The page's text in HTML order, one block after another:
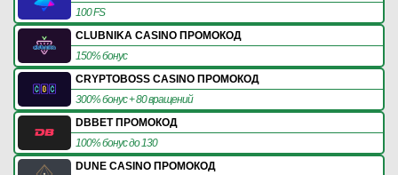
100 FS
CLUBNIKA CASINO ПРОМОКОД
150% бонус
CRYPTOBOSS CASINO ПРОМОКОД
300% бонус + 80 вращений
DBBET ПРОМОКОД
100% бонус до 130
DUNE CASINO ПРОМОКОД